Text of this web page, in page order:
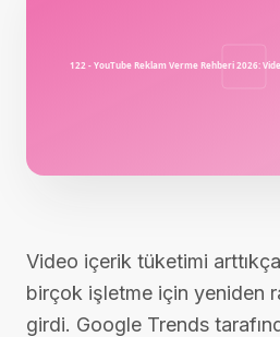
Video içerik tüketimi
birçok işletme için yeniden
girdi. Google Trends